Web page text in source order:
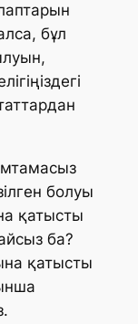
бұл
болуы
қатысты
ба?
қатысты